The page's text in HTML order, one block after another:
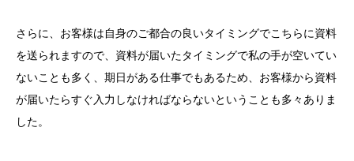
さらに、お客様は自身のご都合の良いタイミングでこちらに資料
を送られますので、資料が届いたタイミングで私の手が空いてい
ないことも多く、期日がある仕事でもあるため、お客様から資料
が届いたらすぐ入力しなければならないということも多々ありま
した。